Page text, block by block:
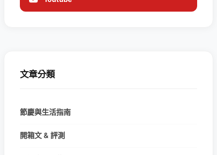
文章分類
節慶與生活指南
開箱文 & 評測